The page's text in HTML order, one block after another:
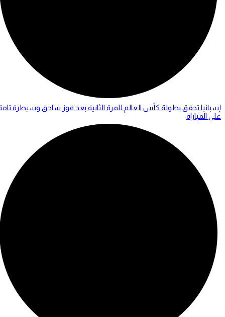
إسبانيا تحقق بطولة كأس العالم للمرة الثانية بعد فوز ساحق وسيطرة تامة
على المباراة